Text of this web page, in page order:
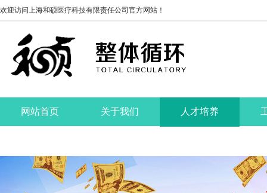
欢迎访问上海和硕医疗科技有限责任公司官方网站！
网站首页 关于我们 人才培养